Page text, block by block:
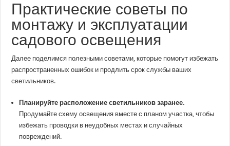
Практические советы по
монтажу и эксплуатации
садового освещения
Далее поделимся полезными советами, которые помогут избежать
распространенных ошибок и продлить срок службы ваших
светильников.
Планируйте расположение светильников заранее.
Продумайте схему освещения вместе с планом участка, чтобы
избежать проводки в неудобных местах и случайных
повреждений.